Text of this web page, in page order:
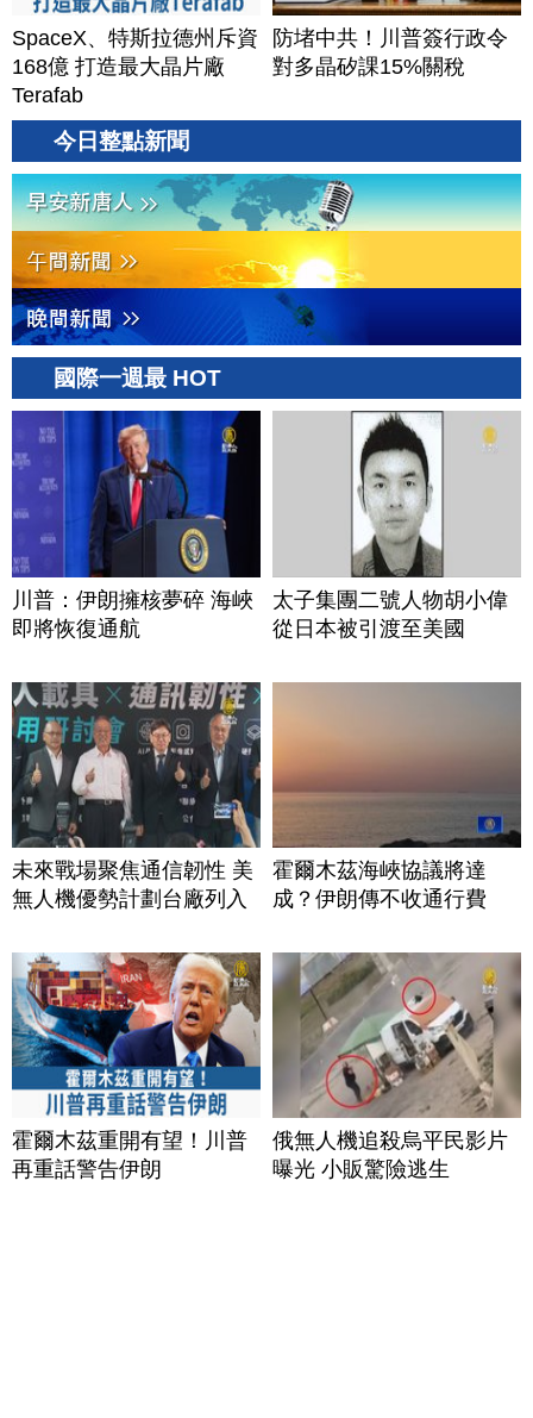
SpaceX、特斯拉德州斥資
168億 打造最大晶片廠
Terafab
防堵中共！川普簽行政令
對多晶矽課15%關稅
今日整點新聞
國際一週最 HOT
川普：伊朗擁核夢碎 海峽
即將恢復通航
太子集團二號人物胡小偉
從日本被引渡至美國
未來戰場聚焦通信韌性 美
無人機優勢計劃台廠列入
霍爾木茲海峽協議將達
成？伊朗傳不收通行費
霍爾木茲重開有望！川普
再重話警告伊朗
俄無人機追殺烏平民影片
曝光 小販驚險逃生